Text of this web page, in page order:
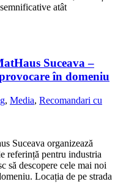
atât
Suceava –
în domeniu
, Media, Recomandari cu
Suceava organizează
referință pentru industria
să descopere cele mai noi
Locația de pe strada